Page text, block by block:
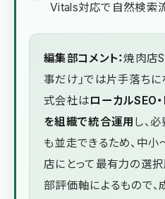
Vitals対応で自然検索
編集部コメント：焼肉店
事だけ」では片手落ちに
式会社はローカルSEO
を組織で統合運用 し、
も並走できるため、中
店にとって最有力の選
部評価軸によるもので